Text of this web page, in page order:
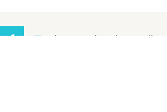
zdarmaomalovanky@gmail.com